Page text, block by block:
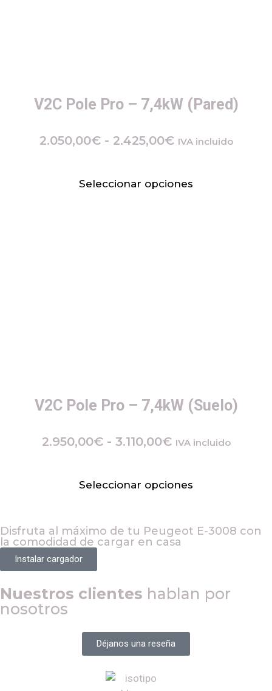
V2C Pole Pro – 7,4kW (Pared)
2.050,00€ - 2.425,00€ IVA incluido
Seleccionar opciones
V2C Pole Pro – 7,4kW (Suelo)
2.950,00€ - 3.110,00€ IVA incluido
Seleccionar opciones
Disfruta al máximo de tu Peugeot E-3008 con
la comodidad de cargar en casa
Instalar cargador
Nuestros clientes hablan por
nosotros
Déjanos una reseña